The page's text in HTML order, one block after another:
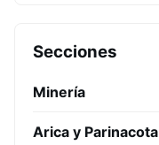
Secciones
Minería
Arica y Parinacota